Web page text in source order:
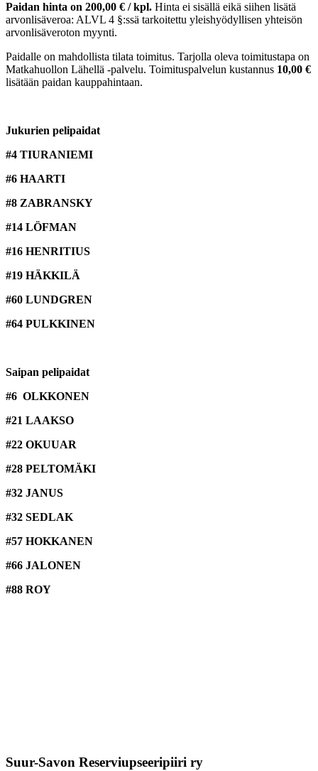
Paidan hinta on 200,00 € / kpl. Hinta ei sisällä eikä siihen lisätä
arvonlisäveroa: ALVL 4 §:ssä tarkoitettu yleishyödyllisen yhteisön
arvonlisäveroton myynti.
Paidalle on mahdollista tilata toimitus. Tarjolla oleva toimitustapa on
Matkahuollon Lähellä -palvelu. Toimituspalvelun kustannus 10,00 €
lisätään paidan kauppahintaan.
Jukurien pelipaidat
#4 TIURANIEMI
#6 HAARTI
#8 ZABRANSKY
#14 LÖFMAN
#16 HENRITIUS
#19 HÄKKILÄ
#60 LUNDGREN
#64 PULKKINEN
Saipan pelipaidat
#6 OLKKONEN
#21 LAAKSO
#22 OKUUAR
#28 PELTOMÄKI
#32 JANUS
#32 SEDLAK
#57 HOKKANEN
#66 JALONEN
#88 ROY
Suur-Savon Reserviupseeripiiri ry